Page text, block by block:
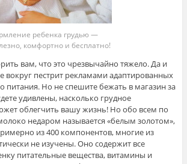
ребенка грудью —
комфортно и бесплатно!
вам, что это чрезвычайно тяжело. Да и
вокруг пестрит рекламами адаптированных
питания. Но не спешите бежать в магазин за
удивлены, насколько грудное
облегчить вашу жизнь! Но обо всем по
недаром называется «белым золотом»,
из 400 компонентов, многие из
не изучены. Оно содержит все
питательные вещества, витамины и